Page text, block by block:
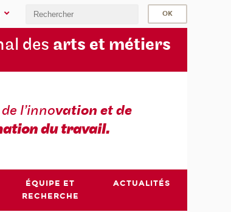
des arts et métiers
l’innovation et de
du travail.
ÉQUIPE ET
RECHERCHE
ACTUALITÉS